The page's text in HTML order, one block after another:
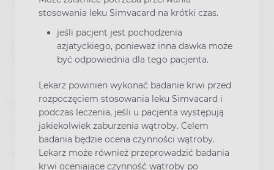
stosowania leku Simvacard na krótki czas.
jeśli pacjent jest pochodzenia
azjatyckiego, ponieważ inna dawka może
być odpowiednia dla tego pacjenta.
Lekarz powinien wykonać badanie krwi przed
rozpoczęciem stosowania leku Simvacard i
podczas leczenia, jeśli u pacjenta występują
jakiekolwiek zaburzenia wątroby. Celem
badania będzie ocena czynności wątroby.
Lekarz może również przeprowadzić badania
krwi oceniające czynność wątroby po